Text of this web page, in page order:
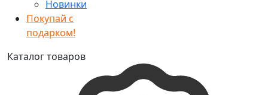
Новинки
Покупай с
подарком!
Каталог товаров